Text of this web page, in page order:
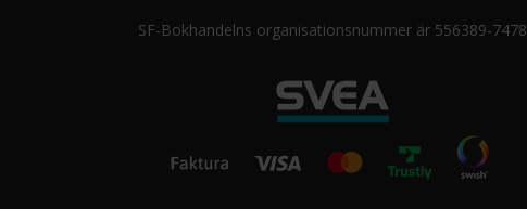
SF-Bokhandelns organisationsnummer är 556389-7478